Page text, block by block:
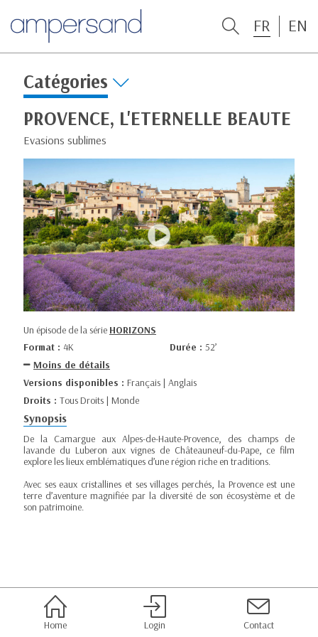
FR EN
Catégories
PROVENCE, L'ETERNELLE BEAUTE
Evasions sublimes
Un épisode de la série HORIZONS
Format : 4K Durée : 52’
Moins de détails
Versions disponibles : Français | Anglais
Droits : Tous Droits | Monde
Synopsis
De la Camargue aux Alpes-de-Haute-Provence, des champs de
lavande du Luberon aux vignes de Châteauneuf-du-Pape, ce film
explore les lieux emblématiques d’une région riche en traditions.
Avec ses eaux cristallines et ses villages perchés, la Provence est une
terre d’aventure magnifiée par la diversité de son écosystème et de
son patrimoine.
Home Login Contact